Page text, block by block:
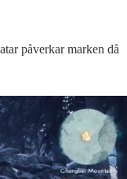
påverkar marken då